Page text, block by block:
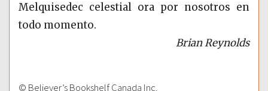
Melquisedec celestial ora por nosotros en
todo momento.
Brian Reynolds
© Believer’s Bookshelf Canada Inc.